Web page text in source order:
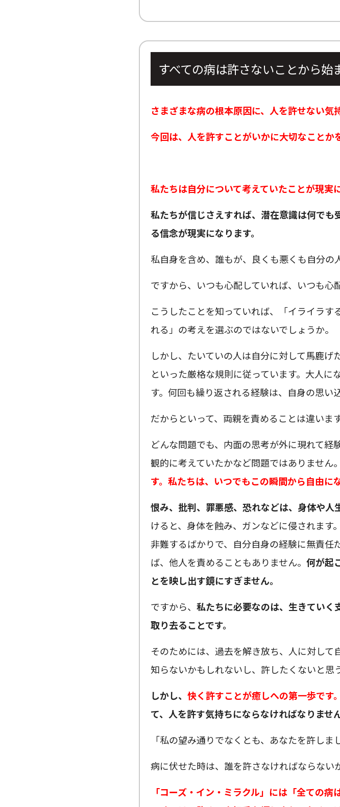
すべての病は許さないことから始
さまざまな病の根本原因に、人を許せない気
今回は、人を許すことがいかに大切なことか
私たちは自分について考えていたことが現実
私たちが信じさえすれば、潜在意識は何でも
る信念が現実になります。
私自身を含め、誰もが、良くも悪くも自分の
ですから、いつも心配していれば、いつも心
こうしたことを知っていれば、「イライラす
れる」の考えを選ぶのではないでしょうか。
しかし、たいていの人は自分に対して馬鹿
といった厳格な規則に従っています。大人
す。何回も繰り返される経験は、自身の思い
だからといって、両親を責めることは違いま
どんな問題でも、内面の思考が外に現れて
観的に考えていたかなど問題ではありません。
す。私たちは、いつでもこの瞬間から自由に
恨み、批判、罪悪感、恐れなどは、身体や人
けると、身体を蝕み、ガンなどに侵されます
非難するばかりで、自分自身の経験に無責任
ば、他人を責めることもありません。 何が起
とを映し出す鏡にすぎません。
ですから、 私たちに必要なのは、生きていく
取り去ることです。
そのためには、過去を解き放ち、人に対し
知らないかもしれないし、許したくないと思
しかし、 快く許すことが癒しへの第一歩です。
て、人を許す気持ちにならなければなりません
「私の望み通りでなくとも、あなたを許しま
病に伏せた時は、誰を許さなければならない
「コーズ・イン・ミラクル」には「全ての